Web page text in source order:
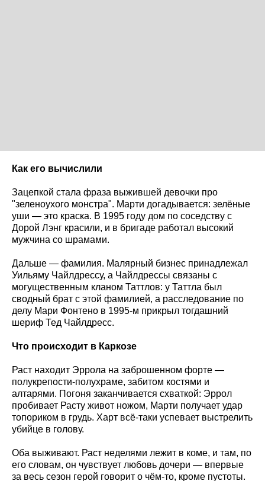
Как его вычислили
Зацепкой стала фраза выжившей девочки про
"зеленоухого монстра". Марти догадывается: зелёные
уши — это краска. В 1995 году дом по соседству с
Дорой Лэнг красили, и в бригаде работал высокий
мужчина со шрамами.
Дальше — фамилия. Малярный бизнес принадлежал
Уильяму Чайлдрессу, а Чайлдрессы связаны с
могущественным кланом Таттлов: у Таттла был
сводный брат с этой фамилией, а расследование по
делу Мари Фонтено в 1995-м прикрыл тогдашний
шериф Тед Чайлдресс.
Что происходит в Каркозе
Раст находит Эррола на заброшенном форте —
полукрепости-полухраме, забитом костями и
алтарями. Погоня заканчивается схваткой: Эррол
пробивает Расту живот ножом, Марти получает удар
топориком в грудь. Харт всё-таки успевает выстрелить
убийце в голову.
Оба выживают. Раст неделями лежит в коме, и там, по
его словам, он чувствует любовь дочери — впервые
за весь сезон герой говорит о чём-то, кроме пустоты.